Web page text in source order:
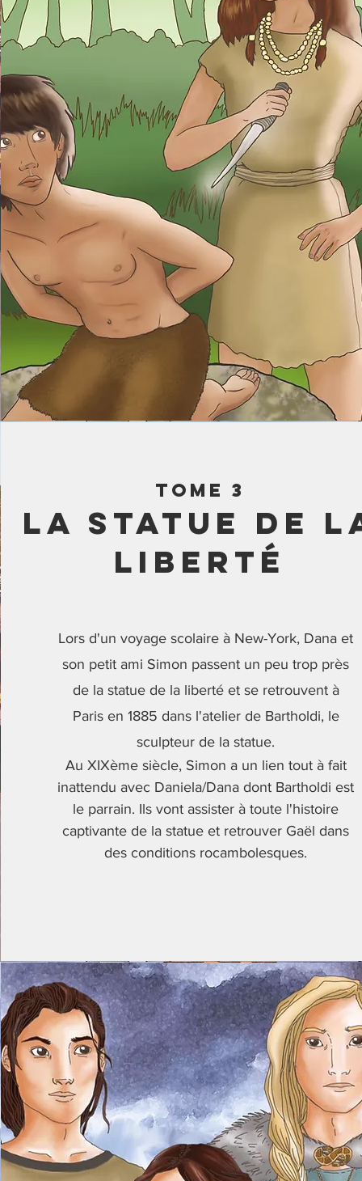
tome 3
La statue de
liberté
Lors d'un voyage scolaire à New-York, Dana et
son petit ami Simon passent un peu trop près
de la statue de la liberté et se retrouvent à
Paris en 1885 dans l'atelier de Bartholdi, le
sculpteur de la statue.
Au XIXème siècle, Simon a un lien tout à fait
inattendu avec Daniela/Dana dont Bartholdi est
le parrain. Ils vont assister à toute l'histoire
captivante de la statue et retrouver Gaël dans
des conditions rocambolesques.